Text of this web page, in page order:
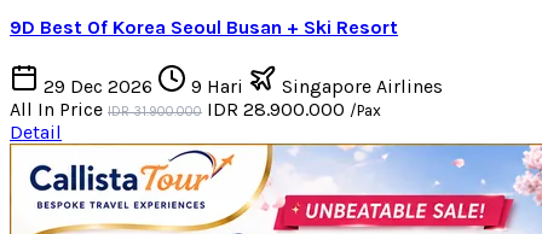
9D Best Of Korea Seoul Busan + Ski Resort
29 Dec 2026 9 Hari
Singapore Airlines
All In Price IDR 31.900.000 IDR 28.900.000 /Pax
Detail